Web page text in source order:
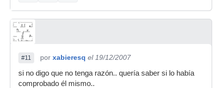
#11 por xabieresq el 19/12/2007
si no digo que no tenga razón.. quería saber si lo había
comprobado él mismo..